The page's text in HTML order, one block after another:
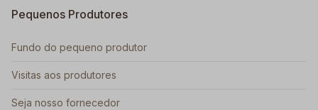
Pequenos Produtores
Fundo do pequeno produtor
Visitas aos produtores
Seja nosso fornecedor